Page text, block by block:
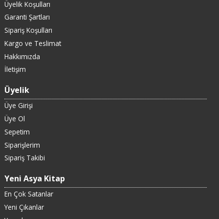
Üyelik Koşulları
Garanti Şartları
Sipariş Koşulları
Kargo ve Teslimat
Hakkımızda
İletişim
Üyelik
Üye Girişi
Üye Ol
Sepetim
Siparişlerim
Sipariş Takibi
Yeni Asya Kitap
En Çok Satanlar
Yeni Çıkanlar